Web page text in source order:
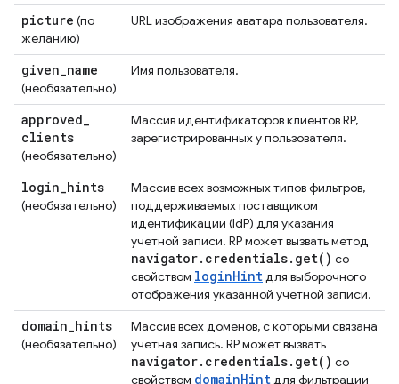
picture (по
желанию)
URL изображения аватара пользователя.
given_name
(необязательно)
Имя пользователя.
approved_
clients
(необязательно)
Массив идентификаторов клиентов RP,
зарегистрированных у пользователя.
login_hints
(необязательно)
Массив всех возможных типов фильтров,
поддерживаемых поставщиком
идентификации (IdP) для указания
учетной записи. RP может вызвать метод
navigator. credentials. get( ) со
свойством loginHintдля выборочного
отображения указанной учетной записи.
domain_hints
(необязательно)
Массив всех доменов, с которыми связана
учетная запись. RP может вызвать
navigator. credentials. get( ) со
свойством domainHintдля фильтрации